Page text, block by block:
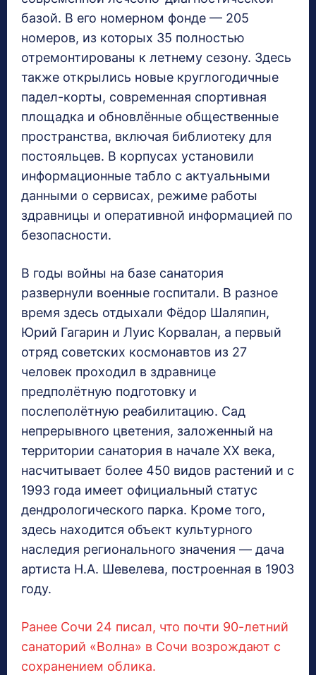
базой. В его номерном фонде — 205
номеров, из которых 35 полностью
отремонтированы к летнему сезону. Здесь
также открылись новые круглогодичные
падел-корты, современная спортивная
площадка и обновлённые общественные
пространства, включая библиотеку для
постояльцев. В корпусах установили
информационные табло с актуальными
данными о сервисах, режиме работы
здравницы и оперативной информацией по
безопасности.
В годы войны на базе санатория
развернули военные госпитали. В разное
время здесь отдыхали Фёдор Шаляпин,
Юрий Гагарин и Луис Корвалан, а первый
отряд советских космонавтов из 27
человек проходил в здравнице
предполётную подготовку и
послеполётную реабилитацию. Сад
непрерывного цветения, заложенный на
территории санатория в начале XX века,
насчитывает более 450 видов растений и с
1993 года имеет официальный статус
дендрологического парка. Кроме того,
здесь находится объект культурного
наследия регионального значения — дача
артиста Н.А. Шевелева, построенная в 1903
году.
Ранее Сочи 24 писал, что почти 90-летний
санаторий «Волна» в Сочи возрождают с
сохранением облика.